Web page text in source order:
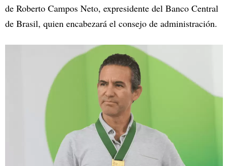
de Roberto Campos Neto, expresidente del Banco Central
de Brasil, quien encabezará el consejo de administración.